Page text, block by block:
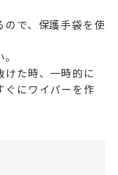
で、保護手袋を使
た時、一時的に
ぐにワイパーを作